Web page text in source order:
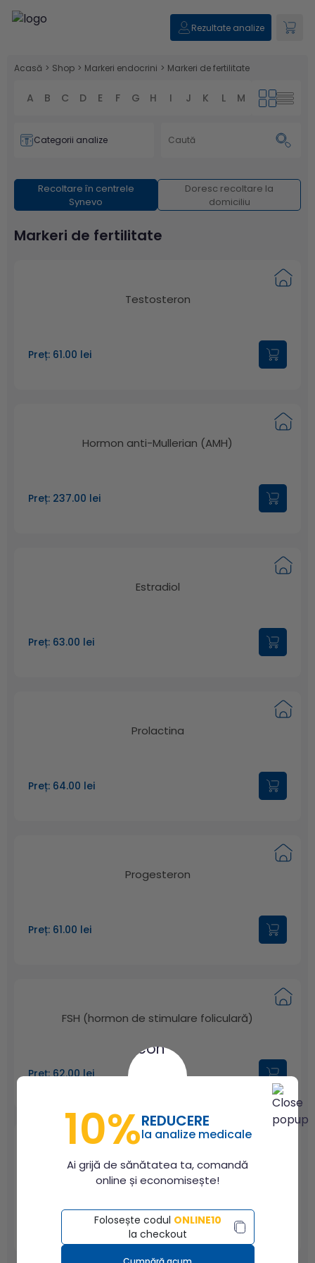
Rezultate analize
Acasă > Shop > Markeri endocrini > Markeri de fertilitate
Categorii analize
A B C D E F G H I J K L M N O P
Recoltare în centrele
Synevo
Doresc recoltare la
domiciliu
Markeri de fertilitate
Testosteron
Preț: 61.00 lei
Hormon anti-Mullerian (AMH)
Preț: 237.00 lei
Estradiol
Preț: 63.00 lei
Prolactina
Preț: 64.00 lei
Progesteron
Preț: 61.00 lei
FSH (hormon de stimulare foliculară)
Preț: 62.00 lei
Testosteron liber
Preț: 69.00 lei
10%REDUCERE
la analize medicale
Ai grijă de sănătatea ta, comandă
online și economisește!
Folosește codul ONLINE10
la checkout